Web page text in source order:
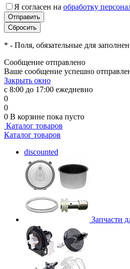
Я согласен на обработку
* - Поля, обязательные для
Сообщение отправлено
Ваше сообщение успешно
Закрыть окно
с 8:00 до 17:00 ежедневно
0
0
0 В корзине пока пусто
Каталог товаров
Каталог товаров
discounted
Запчасти